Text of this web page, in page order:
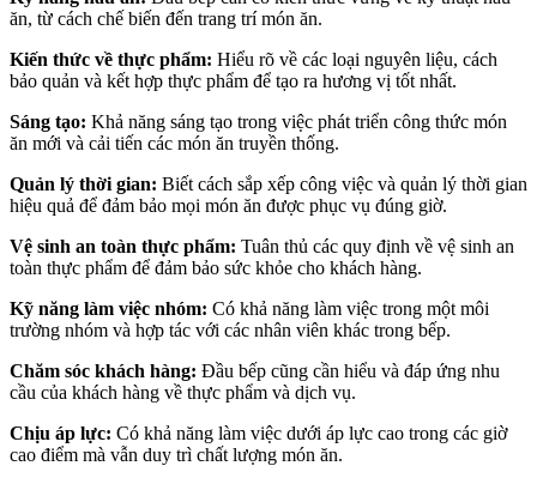
ăn, từ cách chế biến đến trang trí món ăn.
Kiến thức về thực phẩm: Hiểu rõ về các loại nguyên liệu, cách
bảo quản và kết hợp thực phẩm để tạo ra hương vị tốt nhất.
Sáng tạo: Khả năng sáng tạo trong việc phát triển công thức món
ăn mới và cải tiến các món ăn truyền thống.
Quản lý thời gian: Biết cách sắp xếp công việc và quản lý thời gian
hiệu quả để đảm bảo mọi món ăn được phục vụ đúng giờ.
Vệ sinh an toàn thực phẩm: Tuân thủ các quy định về vệ sinh an
toàn thực phẩm để đảm bảo sức khỏe cho khách hàng.
Kỹ năng làm việc nhóm: Có khả năng làm việc trong một môi
trường nhóm và hợp tác với các nhân viên khác trong bếp.
Chăm sóc khách hàng: Đầu bếp cũng cần hiểu và đáp ứng nhu
cầu của khách hàng về thực phẩm và dịch vụ.
Chịu áp lực: Có khả năng làm việc dưới áp lực cao trong các giờ
cao điểm mà vẫn duy trì chất lượng món ăn.